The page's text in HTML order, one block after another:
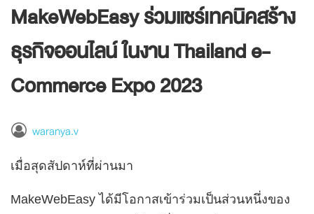
MakeWebEasy ร่วมแชร์เทคนิคสร้าง
ธุรกิจออนไลน์ ในงาน Thailand e-
Commerce Expo 2023
waranya.v
เมื่อสุดสัปดาห์ที่ผ่านมา
MakeWebEasy ได้มีโอกาสเข้าร่วมเป็นส่วนหนึ่งของ